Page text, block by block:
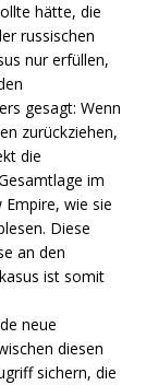
hätte, die
russischen
nur erfüllen,
gesagt: Wenn
zurückziehen,
die
im
wie sie
Diese
an den
ist somit
neue
diesen
sichern, die